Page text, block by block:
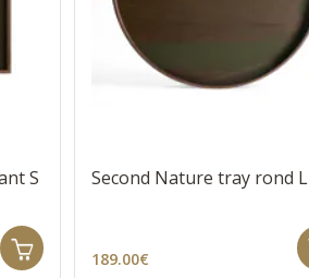
S Second Nature tray rond L
189.00€